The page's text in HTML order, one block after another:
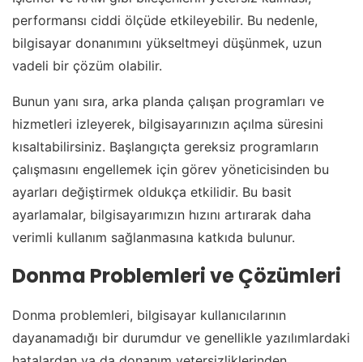
performansı ciddi ölçüde etkileyebilir. Bu nedenle,
bilgisayar donanımını yükseltmeyi düşünmek, uzun
vadeli bir çözüm olabilir.
Bunun yanı sıra, arka planda çalışan programları ve
hizmetleri izleyerek, bilgisayarınızın açılma süresini
kısaltabilirsiniz. Başlangıçta gereksiz programların
çalışmasını engellemek için görev yöneticisinden bu
ayarları değiştirmek oldukça etkilidir. Bu basit
ayarlamalar, bilgisayarımızın hızını artırarak daha
verimli kullanım sağlanmasına katkıda bulunur.
Donma Problemleri ve Çözümleri
Donma problemleri, bilgisayar kullanıcılarının
dayanamadığı bir durumdur ve genellikle yazılımlardaki